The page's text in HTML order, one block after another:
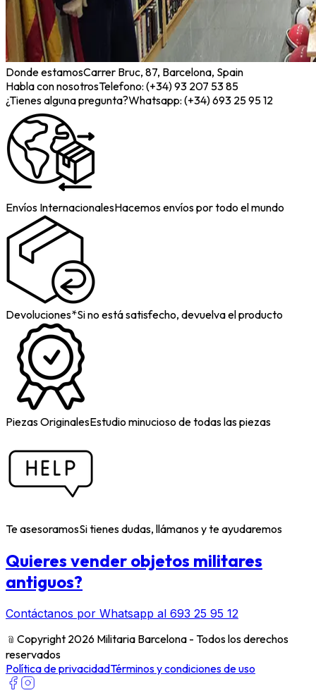
Donde estamosCarrer Bruc, 87, Barcelona, Spain
Habla con nosotrosTelefono: (+34) 93 207 53 85
¿Tienes alguna pregunta?Whatsapp: (+34) 693 25 95 12
Envíos InternacionalesHacemos envíos por todo el mundo
Devoluciones*Si no está satisfecho, devuelva el producto
Piezas OriginalesEstudio minucioso de todas las piezas
Te asesoramosSi tienes dudas, llámanos y te ayudaremos
Quieres vender objetos militares
antiguos?
Contáctanos por Whatsapp al 693 25 95 12
﹫ Copyright 2026 Militaria Barcelona - Todos los derechos
reservados
Política de privacidadTérminos y condiciones de uso